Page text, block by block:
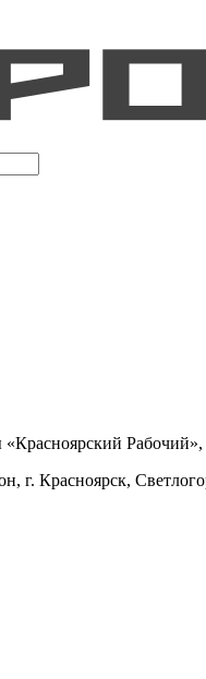
г. Красноярск,